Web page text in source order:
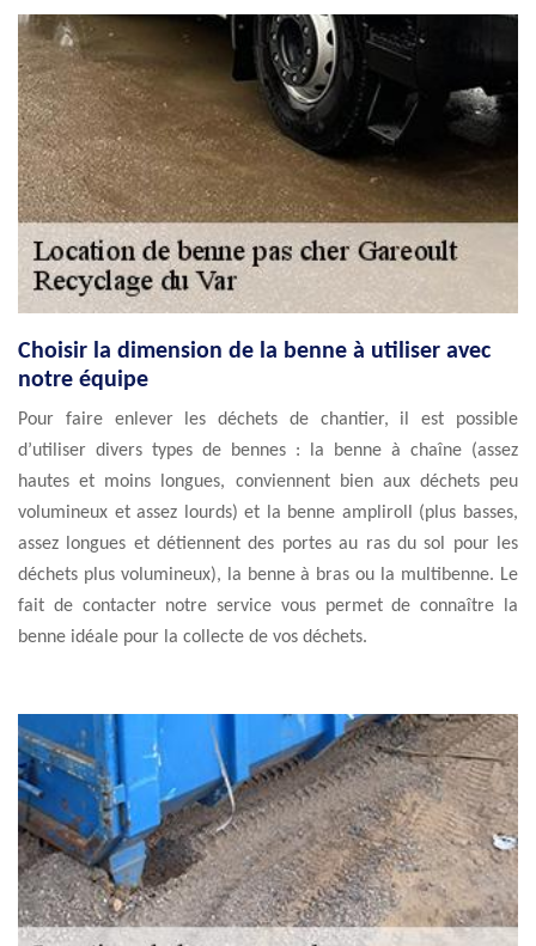
Choisir la dimension de la benne à utiliser avec
notre équipe
Pour faire enlever les déchets de chantier, il est possible
d’utiliser divers types de bennes : la benne à chaîne (assez
hautes et moins longues, conviennent bien aux déchets peu
volumineux et assez lourds) et la benne ampliroll (plus basses,
assez longues et détiennent des portes au ras du sol pour les
déchets plus volumineux), la benne à bras ou la multibenne. Le
fait de contacter notre service vous permet de connaître la
benne idéale pour la collecte de vos déchets.